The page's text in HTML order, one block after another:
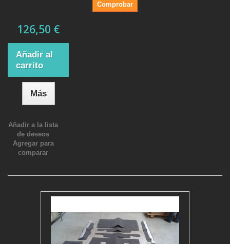
Comprobar
126,50 €
Añadir al
carrito
Más
Añadir a la lista
de deseos
Agregar para
comparar